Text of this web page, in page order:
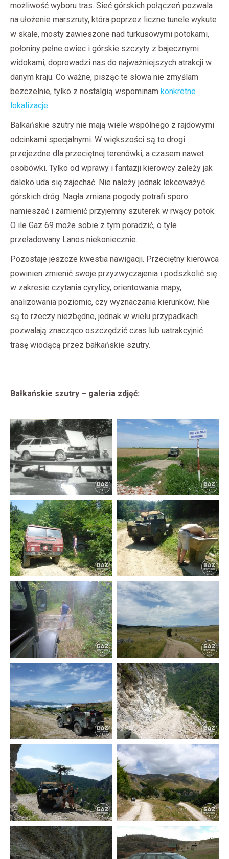
możliwość wyboru tras. Sieć górskich połączeń pozwala
na ułożenie marszruty, która poprzez liczne tunele wykute
w skale, mosty zawieszone nad turkusowymi potokami,
połoniny pełne owiec i górskie szczyty z bajecznymi
widokami, doprowadzi nas do najważniejszych atrakcji w
danym kraju. Co ważne, pisząc te słowa nie zmyślam
bezczelnie, tylko z nostalgią wspominam konkretne
lokalizacje.
Bałkańskie szutry nie mają wiele wspólnego z rajdowymi
odcinkami specjalnymi. W większości są to drogi
przejezdne dla przeciętnej terenówki, a czasem nawet
osobówki. Tylko od wprawy i fantazji kierowcy zależy jak
daleko uda się zajechać. Nie należy jednak lekceważyć
górskich dróg. Nagła zmiana pogody potrafi sporo
namieszać i zamienić przyjemny szuterek w rwący potok.
O ile Gaz 69 może sobie z tym poradzić, o tyle
przeładowany Lanos niekoniecznie.
Pozostaje jeszcze kwestia nawigacji. Przeciętny kierowca
powinien zmienić swoje przyzwyczajenia i podszkolić się
w zakresie czytania cyrylicy, orientowania mapy,
analizowania poziomic, czy wyznaczania kierunków. Nie
są to rzeczy niezbędne, jednak w wielu przypadkach
pozwalają znacząco oszczędzić czas lub uatrakcyjnić
trasę wiodącą przez bałkańskie szutry.
Bałkańskie szutry – galeria zdjęć: